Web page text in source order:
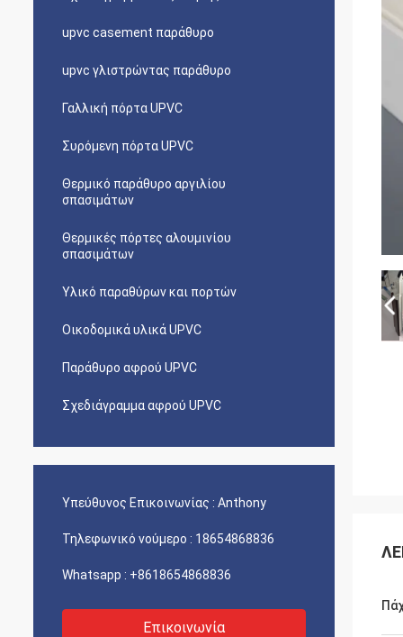
upvc casement παράθυρο
upvc γλιστρώντας παράθυρο
Γαλλική πόρτα UPVC
Συρόμενη πόρτα UPVC
Θερμικό παράθυρο αργιλίου
σπασιμάτων
Θερμικές πόρτες αλουμινίου
σπασιμάτων
Υλικό παραθύρων και πορτών
Οικοδομικά υλικά UPVC
Παράθυρο αφρού UPVC
Σχεδιάγραμμα αφρού UPVC
Υπεύθυνος Επικοινωνίας : Anthony
Τηλεφωνικό νούμερο : 18654868836
Whatsapp : +8618654868836
Επικοινωνία